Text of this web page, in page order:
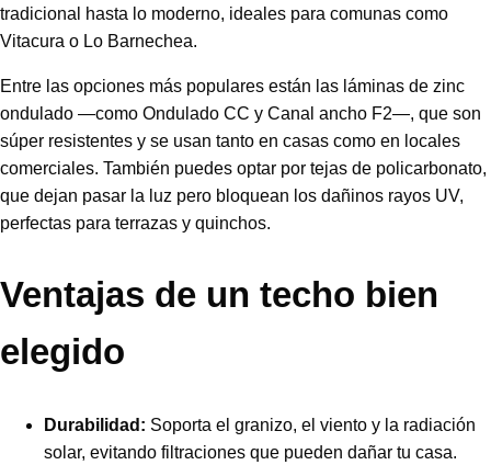
tradicional hasta lo moderno, ideales para comunas como
Vitacura o Lo Barnechea.
Entre las opciones más populares están las láminas de zinc
ondulado —como Ondulado CC y Canal ancho F2—, que son
súper resistentes y se usan tanto en casas como en locales
comerciales. También puedes optar por tejas de policarbonato,
que dejan pasar la luz pero bloquean los dañinos rayos UV,
perfectas para terrazas y quinchos.
Ventajas de un techo bien
elegido
Durabilidad: Soporta el granizo, el viento y la radiación
solar, evitando filtraciones que pueden dañar tu casa.